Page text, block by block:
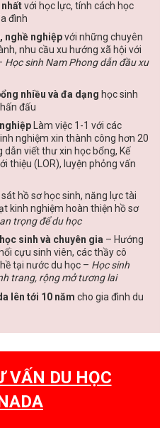
nhấtvới học lực, tính cách học
đình
nghề nghiệpvới những chuyên
nhu cầu xu hướng xã hội với
Học sinh Nam Phong dẫn đầu xu
nhiều và đa dạng học sinh
đấu
Làm việc 1-1 với các
nghiệm xin thành công hơn 20
viết thư xin học bổng, Kế
thiệu (LOR), luyện phỏng vấn
hồ sơ học sinh, năng lực tài
kinh nghiệm hoàn thiện hồ sơ
trọng để du học
sinh và chuyên gia – Hướng
cựu sinh viên, các thầy cô
tại nước du học – Học sinh
trang, rộng mở tương lai
lên tới 10 năm cho gia đình du
VẤN DU HỌC